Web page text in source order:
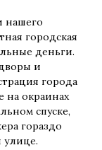
нашего
городская
деньги.
и
города
на окраинах
спуске,
гораздо
улице.